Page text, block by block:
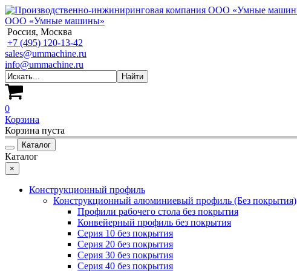
ООО «Умные машины»
Россия, Москва
+7 (495) 120-13-42
sales@ummachine.ru
info@ummachine.ru
0
Корзина
Корзина пуста
Каталог
Каталог
×
Конструкционный профиль
Конструкционный алюминиевый профиль (Без покрытия)
Профили рабочего стола без покрытия
Конвейерный профиль без покрытия
Серия 10 без покрытия
Серия 20 без покрытия
Серия 30 без покрытия
Серия 40 без покрытия